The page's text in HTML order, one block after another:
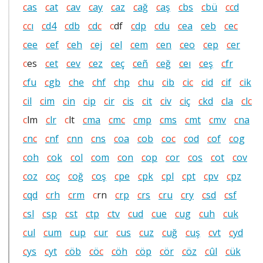
cas cat cav cay caz cağ caş cbs cbü ccd
ccı cd4 cdb cdc cdf cdp cdu cea ceb cec
cee cef ceh cej cel cem cen ceo cep cer
ces cet cev cez ceç ceñ ceğ ceı ceş cfr
cfu cgb che chf chp chu cib cic cid cif cik
cil cim cin cip cir cis cit civ ciç ckd cla clc
clm clr clt cma cmc cmp cms cmt cmv cna
cnc cnf cnn cns coa cob coc cod cof cog
coh cok col com con cop cor cos cot cov
coz coç coğ coş cpe cpk cpl cpt cpv cpz
cqd crh crm crn crp crs cru cry csd csf
csl csp cst ctp ctv cud cue cug cuh cuk
cul cum cup cur cus cuz cuğ cuş cvt cyd
cys cyt cöb cöc cöh cöp cör cöz cûl cük